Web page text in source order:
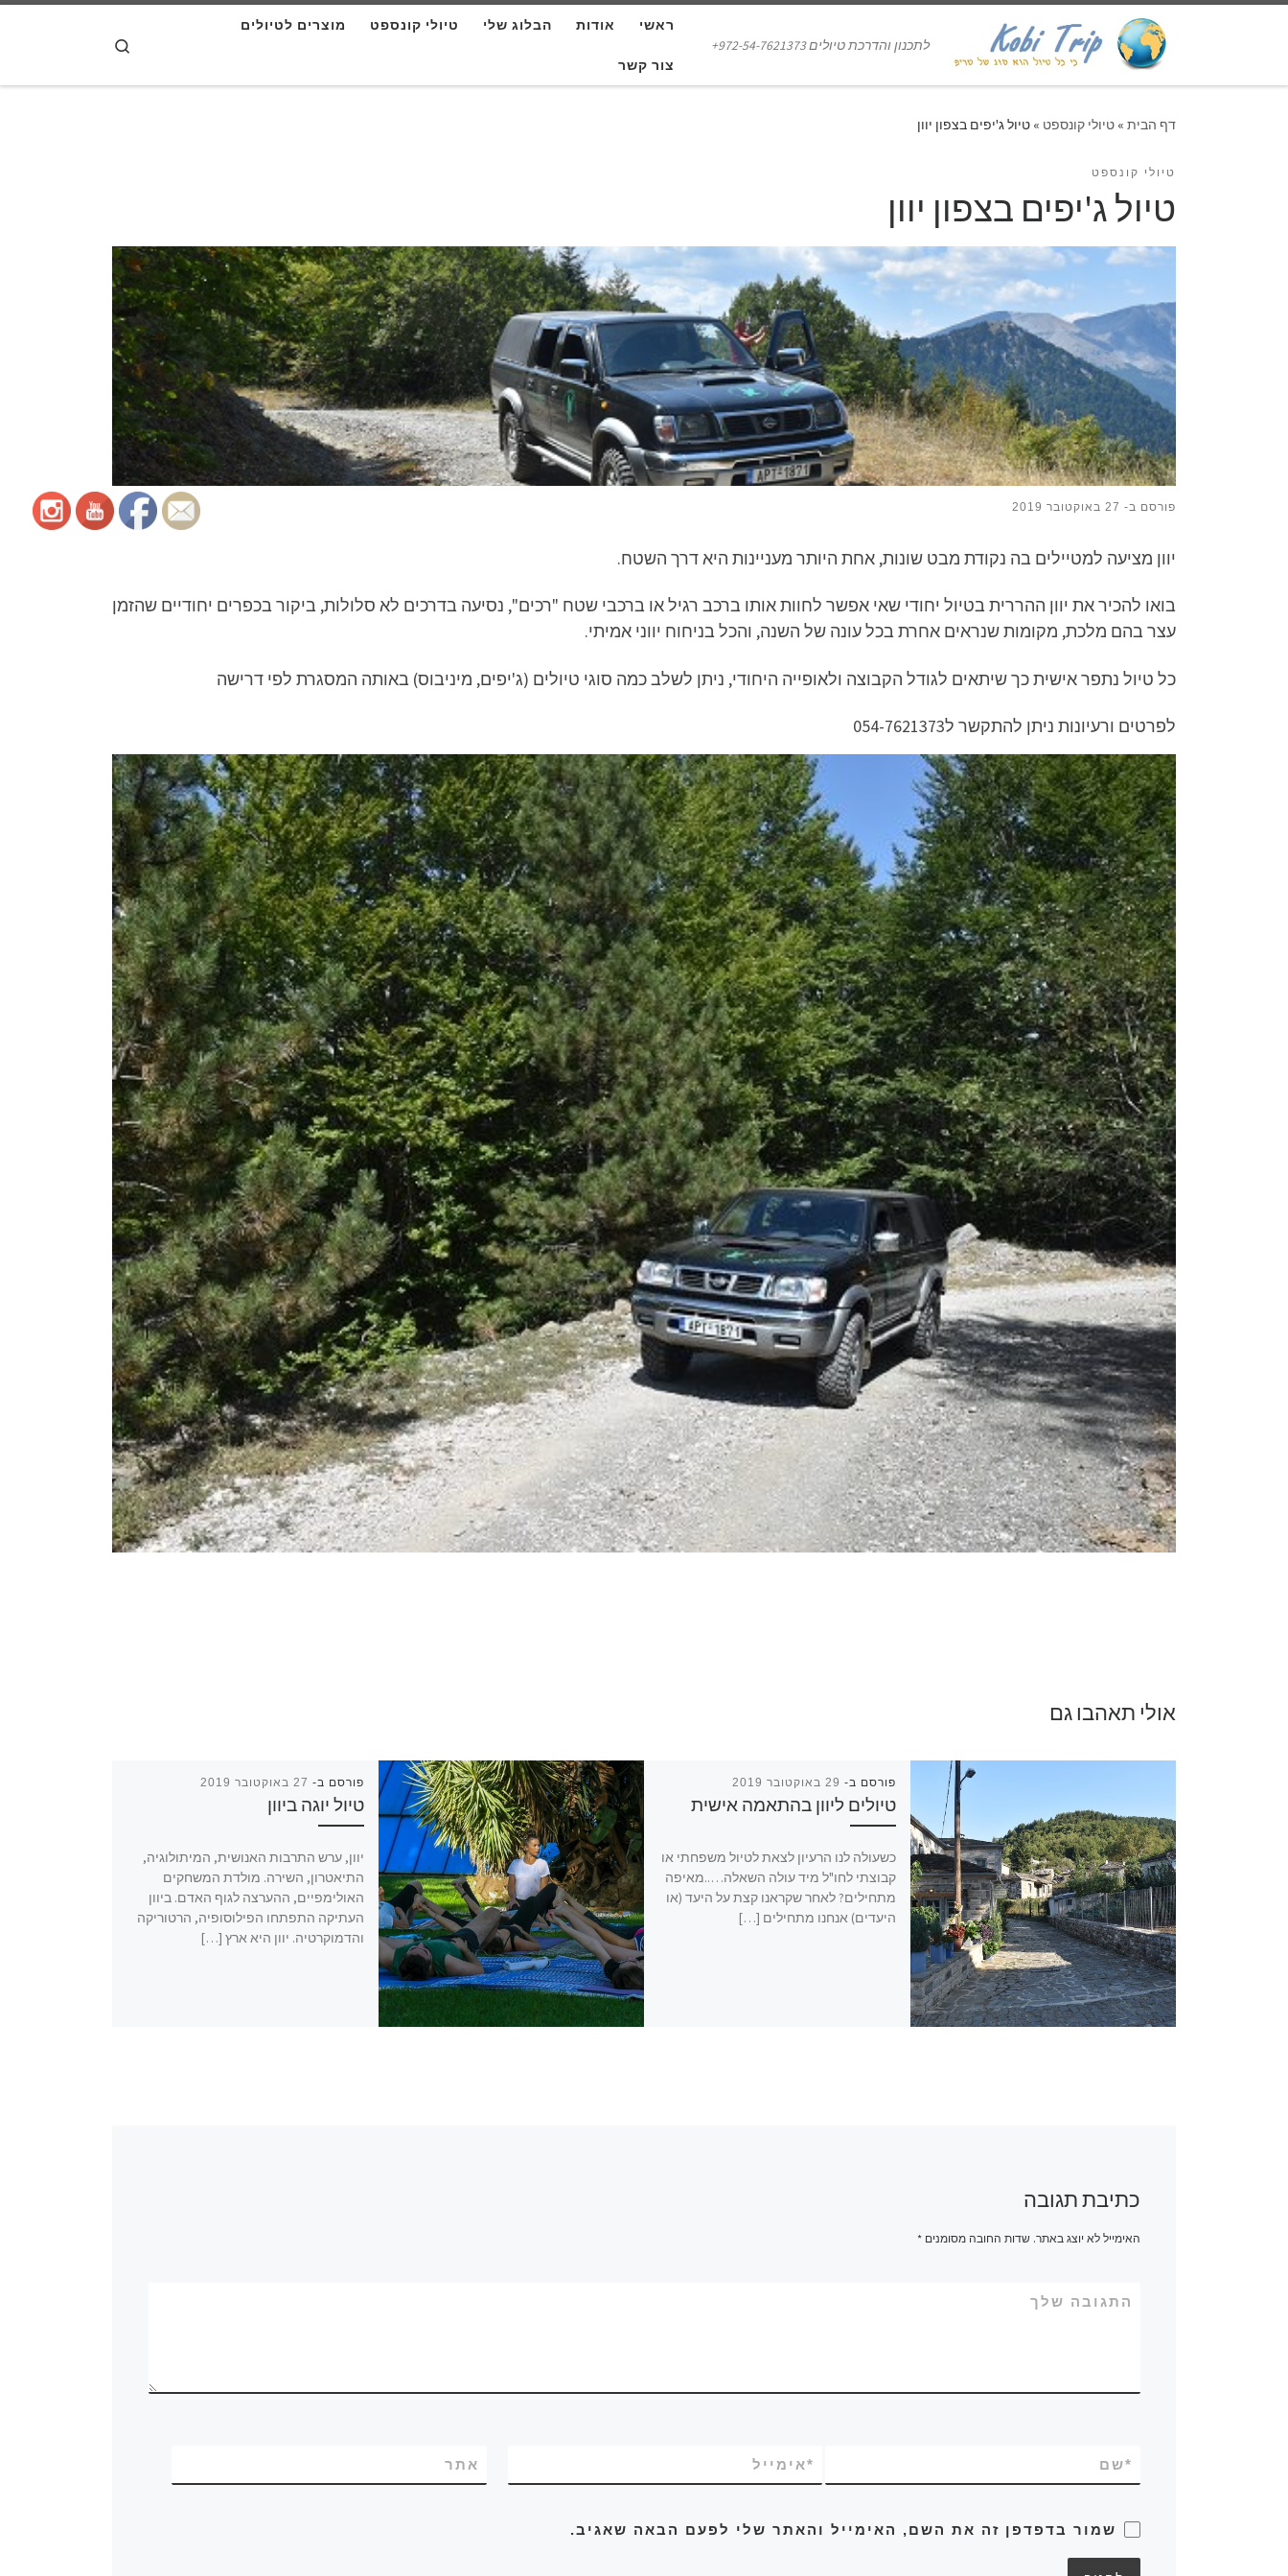
לתכנון והדרכת טיולים 972-54-7621373+
ראשי אודות הבלוג שלי טיולי קונספט מוצרים לטיולים
צור קשר
דף הבית » טיולי קונספט » טיול ג'יפים בצפון יוון
טיולי קונספט
טיול ג'יפים בצפון יוון
פורסם ב- 27 באוקטובר 2019
יוון מציעה למטיילים בה נקודת מבט שונות, אחת היותר מעניינות היא דרך השטח.
בואו להכיר את יוון ההררית בטיול יחודי שאי אפשר לחוות אותו ברכב רגיל או ברכבי שטח "רכים", נסיעה בדרכים לא סלולות, ביקור בכפרים יחודיים שהזמן
עצר בהם מלכת, מקומות שנראים אחרת בכל עונה של השנה, והכל בניחוח יווני אמיתי.
כל טיול נתפר אישית כך שיתאים לגודל הקבוצה ולאופייה היחודי, ניתן לשלב כמה סוגי טיולים (ג'יפים, מיניבוס) באותה המסגרת לפי דרישה
לפרטים ורעיונות ניתן להתקשר ל054-7621373
אולי תאהבו גם
פורסם ב- 27 באוקטובר 2019
טיול יוגה ביוון
יוון, ערש התרבות האנושית, המיתולוגיה,
התיאטרון, השירה. מולדת המשחקים
האולימפיים, ההערצה לגוף האדם. ביוון
העתיקה התפתחו הפילוסופיה, הרטוריקה
והדמוקרטיה. יוון היא ארץ […]
פורסם ב- 29 באוקטובר 2019
טיולים ליוון בהתאמה אישית
כשעולה לנו הרעיון לצאת לטיול משפחתי או
קבוצתי לחו"ל מיד עולה השאלה…..מאיפה
מתחילים? לאחר שקראנו קצת על היעד (או
היעדים) אנחנו מתחילים […]
כתיבת תגובה
האימייל לא יוצג באתר. שדות החובה מסומנים*
התגובה שלך
שם* אימייל* אתר
שמור בדפדפן זה את השם, האימייל והאתר שלי לפעם הבאה שאגיב.